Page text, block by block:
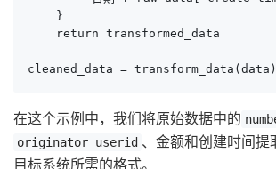
    }
    return transformed_data
cleaned_data = transform_data(data)
在这个示例中，我们将原始数据中的
originator_userid 、金额和创建时间提
目标系统所需的格式。